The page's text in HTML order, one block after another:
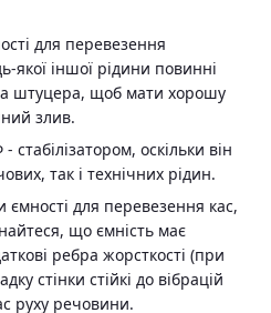
для перевезення
якої іншої рідини повинні
штуцера, щоб мати хорошу
злив.
стабілізатором, оскільки він
так і технічних рідин.
для перевезення кас,
що ємність має
ребра жорсткості (при
стінки стійкі до вібрацій
руху речовини.